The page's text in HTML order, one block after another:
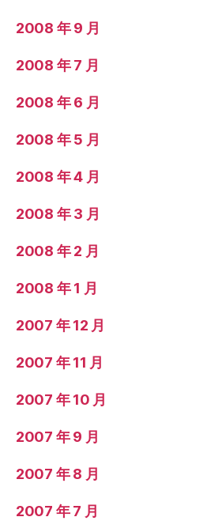
2008 年 9 月
2008 年 7 月
2008 年 6 月
2008 年 5 月
2008 年 4 月
2008 年 3 月
2008 年 2 月
2008 年 1 月
2007 年 12 月
2007 年 11 月
2007 年 10 月
2007 年 9 月
2007 年 8 月
2007 年 7 月